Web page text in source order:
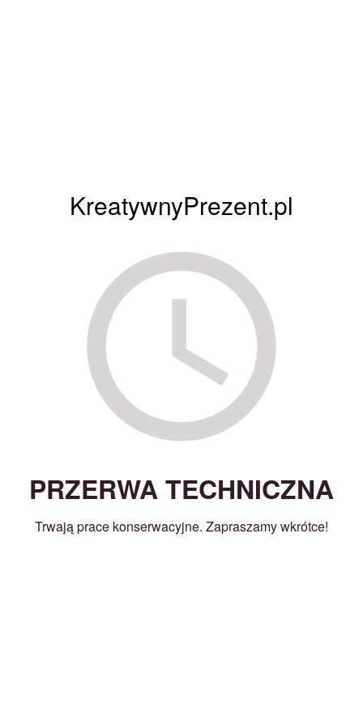
KreatywnyPrezent.pl
PRZERWA TECHNICZNA
Trwają prace konserwacyjne. Zapraszamy wkrótce!